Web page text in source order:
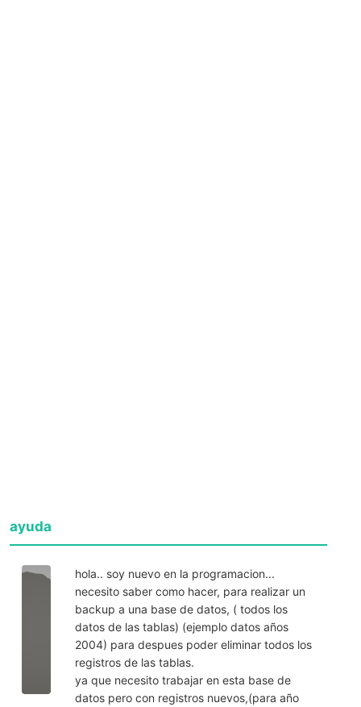
ayuda
hola.. soy nuevo en la programacion...
necesito saber como hacer, para realizar un
backup a una base de datos, ( todos los
datos de las tablas) (ejemplo datos años
2004) para despues poder eliminar todos los
registros de las tablas.
ya que necesito trabajar en esta base de
datos pero con registros nuevos,(para año